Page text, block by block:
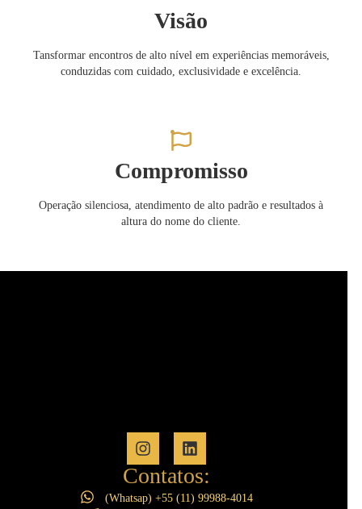
Visão
Tansformar encontros de alto nível em experiências memoráveis,
conduzidas com cuidado, exclusividade e excelência.
Compromisso
Operação silenciosa, atendimento de alto padrão e resultados à
altura do nome do cliente.
Contatos:
(Whatsap) +55 (11) 99988-4014